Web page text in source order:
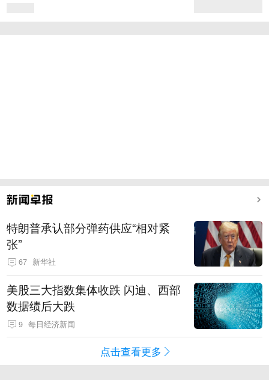
特朗普承认部分弹药供应“相对紧
张”
67 新华社
美股三大指数集体收跌 闪迪、西部
数据绩后大跌
9 每日经济新闻
点击查看更多